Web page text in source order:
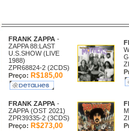
FRANK ZAPPA -
ZAPPA 88:LAST
U.S.SHOW (LIVE
1988)
ZPR68824-2 (2CDS)
Preço: R$185,00
FRANK ZAPPA -
ZAPPA (OST 2021)
ZPR39335-2 (3CDS)
Preço: R$273,00